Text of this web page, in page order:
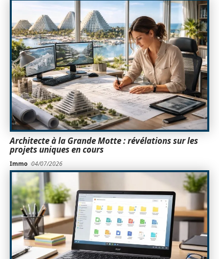
Architecte à la Grande Motte : révélations sur les
projets uniques en cours
Immo 04/07/2026